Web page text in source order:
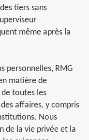
tiers sans
même après la
personnelles, RMG
matière de
toutes les
affaires, y compris
Nous
de la vie privée et la